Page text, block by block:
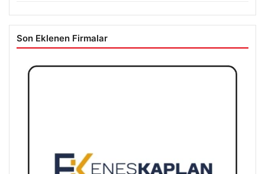
Son Eklenen Firmalar